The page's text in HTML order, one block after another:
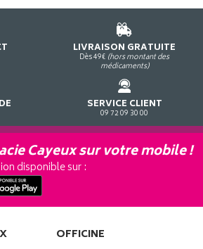
LIVRAISON GRATUITE
Dès 49€ (hors montant des
médicaments)
SERVICE CLIENT
09 72 09 30 00
Cayeux sur votre mobile !
disponible sur :
OFFICINE